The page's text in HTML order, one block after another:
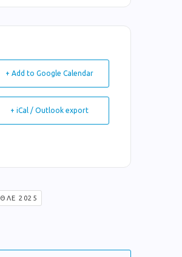
+ Add to Google Calendar
+ iCal / Outlook export
ΘΛΕ 2025